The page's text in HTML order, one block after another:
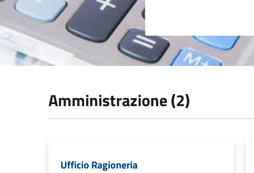
Amministrazione (2)
Ufficio Ragioneria